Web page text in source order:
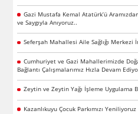
Gazi Mustafa Kemal Atatürk’ü
ve Saygıyla Anıyoruz..
Seferşah Mahallesi Aile Sağlığı Merkezi
Cumhuriyet ve Gazi Mahallerimizde
Bağlantı Çalışmalarımız Hızla Devam
Zeytin ve Zeytin Yağı İşleme Uygulama
Kazanlıkuyu Çocuk Parkımızı Yeniliyoruz